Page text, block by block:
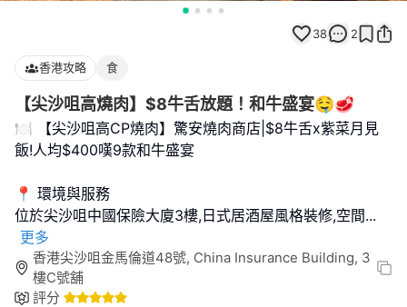
38 2
香港攻略 食
【尖沙咀高燒肉】$8牛舌放題！和牛盛宴🤤🥩
🍽️ 【尖沙咀高CP燒肉】驚安燒肉商店|$8牛舌x紫菜月見
飯!人均$400嘆9款和牛盛宴
📍 環境與服務
位於尖沙咀中國保險大廈3樓,日式居酒屋風格裝修,空間...
更多
香港尖沙咀金馬倫道48號, China Insurance Building, 3
樓C號舖
評分